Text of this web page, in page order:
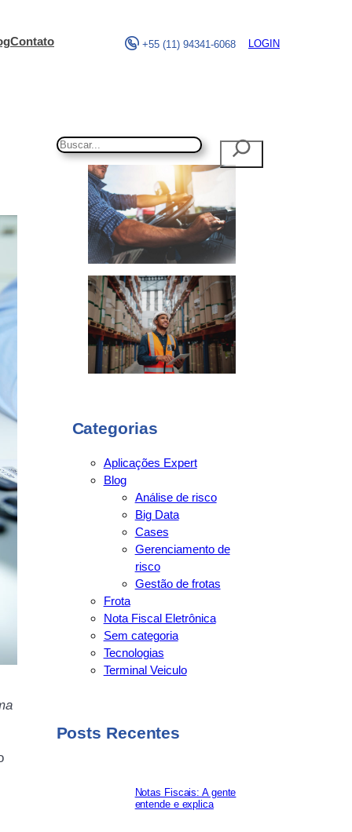
Contato +55 (11) 94341-6068 LOGIN
Categorias
Aplicações Expert
Blog
Análise de risco
Big Data
Cases
Gerenciamento de
risco
Gestão de frotas
Frota
Nota Fiscal Eletrônica
Sem categoria
Tecnologias
Terminal Veiculo
Posts Recentes
Notas Fiscais: A gente
entende e explica